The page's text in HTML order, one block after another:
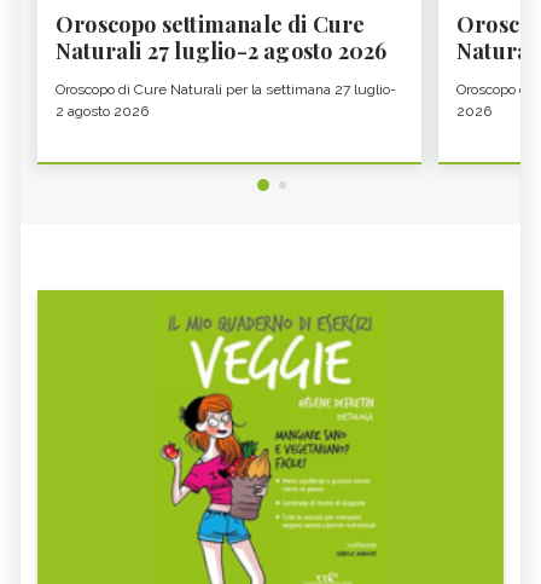
Oroscopo settimanale di Cure
Naturali 27 luglio-2 agosto 2026
Oroscopo di Cure Naturali per la settimana 27 luglio-
2 agosto 2026
Oroscopo di
2026